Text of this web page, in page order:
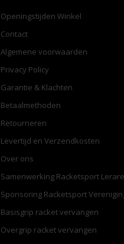
Openingstijden Winkel
Contact
Algemene voorwaarden
Privacy Policy
Garantie & Klachten
Betaalmethoden
Retourneren
Levertijd en Verzendkosten
Over ons
Samenwerking Racketsport
Sponsoring Racketsport
Basisgrip racket vervangen
Overgrip racket vervangen